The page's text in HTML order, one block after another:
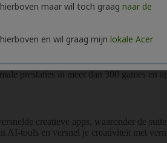
maar wil toch graag naar de
en wil graag mijn lokale Acer